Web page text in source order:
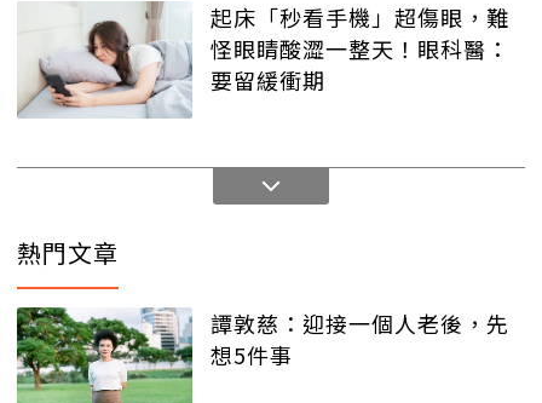
起床「秒看手機」超傷眼，難
怪眼睛酸澀一整天！眼科醫：
要留緩衝期
熱門文章
譚敦慈：迎接一個人老後，先
想5件事